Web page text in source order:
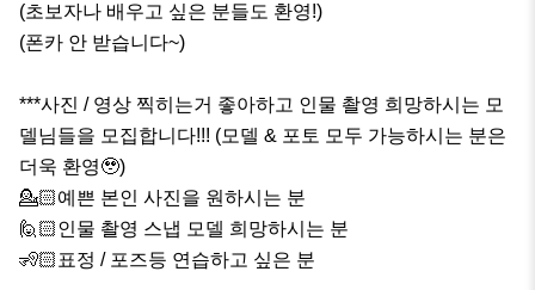
(초보자나 배우고 싶은 분들도 환영!)
(폰카 안 받습니다~)
***사진 / 영상 찍히는거 좋아하고 인물 촬영 희망하시는 모
델님들을 모집합니다!!! (모델 & 포토 모두 가능하시는 분은
더욱 환영🥹)
💁🏻예쁜 본인 사진을 원하시는 분
🙋🏻인물 촬영 스냅 모델 희망하시는 분
🧏🏻표정 / 포즈등 연습하고 싶은 분